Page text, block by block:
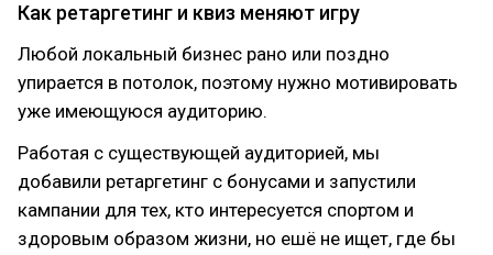
Как ретаргетинг и квиз меняют игру
Любой локальный бизнес рано или поздно
упирается в потолок, поэтому нужно мотивировать
уже имеющуюся аудиторию.
Работая с существующей аудиторией, мы
добавили ретаргетинг с бонусами и запустили
кампании для тех, кто интересуется спортом и
здоровым образом жизни, но ешё не ищет, где бы